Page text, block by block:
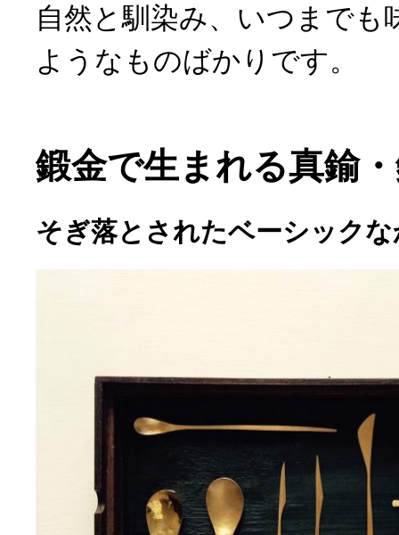
自然と馴染み、いつまでも
ようなものばかりです。
鍛金で生まれる真鍮
そぎ落とされたベーシック